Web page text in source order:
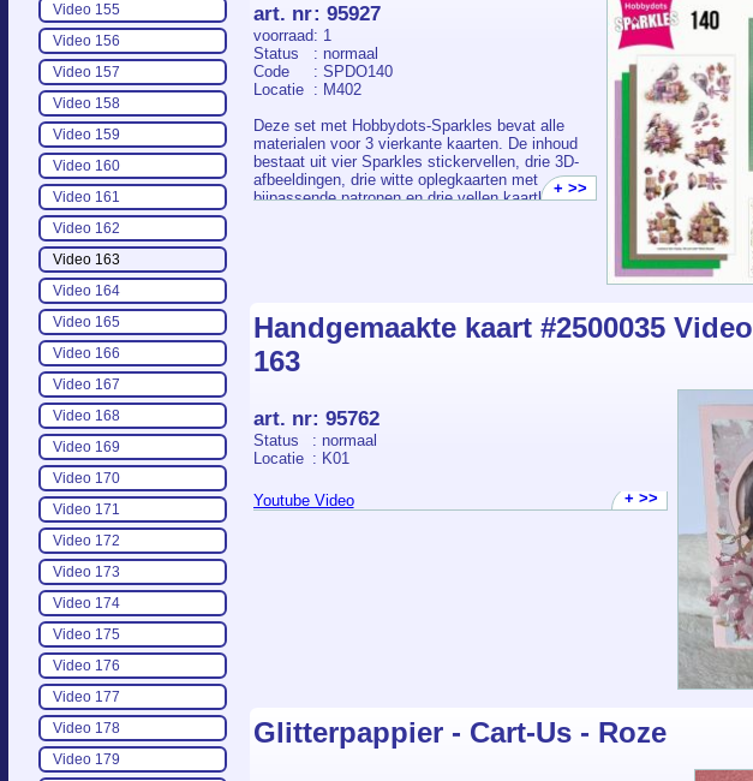
Video 155
Video 156
Video 157
Video 158
Video 159
Video 160
Video 161
Video 162
Video 163
Video 164
Video 165
Video 166
Video 167
Video 168
Video 169
Video 170
Video 171
Video 172
Video 173
Video 174
Video 175
Video 176
Video 177
Video 178
Video 179
art. nr: 95927
voorraad: 1
Status
: normaal
Code
: SPDO140
Locatie
: M402
Deze set met Hobbydots-Sparkles bevat alle
materialen voor 3 vierkante kaarten. De inhoud
bestaat uit vier Sparkles stickervellen, drie 3D-
afbeeldingen, drie witte oplegkaarten met
bijpassende patronen en drie vellen kaartkarton.
+ >>
Handgemaakte kaart #2500035 Video
163
art. nr: 95762
Status
: normaal
Locatie : K01
Youtube Video + >>
Glitterpappier - Cart-Us - Roze